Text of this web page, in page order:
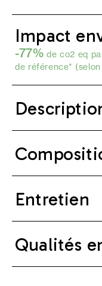
Impact
-77% de co2 eq
de référence* (selon
Entretien
Qualités